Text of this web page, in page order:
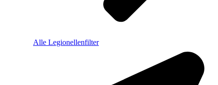
Alle Legionellenfilter